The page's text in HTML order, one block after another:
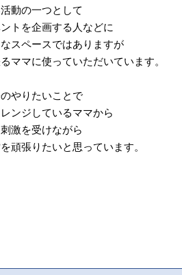
動の一つとして
トを企画する人などに
スペースではありますが
ママに使っていただいています。
やりたいことで
ンジしているママから
激を受けながら
頑張りたいと思っています。